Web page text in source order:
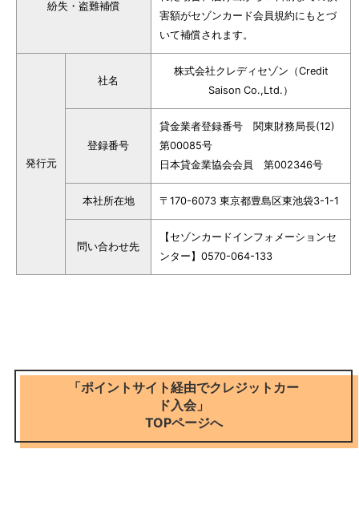
紛失・盗難補償
害額がセゾンカード会員規約にもとづ
いて補償されます。
発行元
社名
株式会社クレディセゾン（Credit
Saison Co.,Ltd.）
登録番号
貸金業者登録番号 関東財務局長(12)
第00085号
日本貸金業協会会員 第002346号
本社所在地 〒170-6073 東京都豊島区東池袋3-1-1
問い合わせ先
【セゾンカードインフォメーションセ
ンター】0570-064-133
「ポイントサイト経由でクレジットカー
ド入会」
TOPページへ